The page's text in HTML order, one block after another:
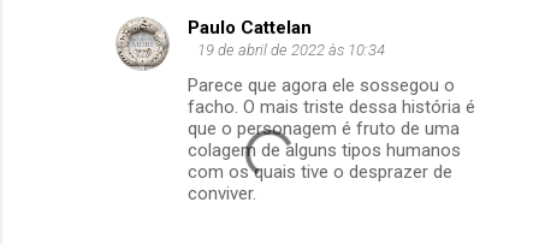
Paulo Cattelan
19 de abril de 2022 às 10:34
Parece que agora ele sossegou o
facho. O mais triste dessa história é
que o personagem é fruto de uma
colagem de alguns tipos humanos
com os quais tive o desprazer de
conviver.